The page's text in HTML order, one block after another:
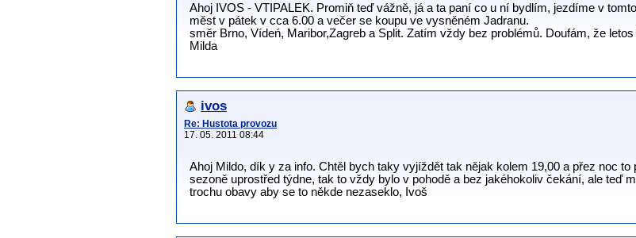
Ahoj IVOS - VTIPALEK. Promiň teď vážně, já a ta paní co u ní bydlím, jezdíme v
měst v pátek v cca 6.00 a večer se koupu ve vysněném Jadranu.
směr Brno, Vídeń, Maribor,Zagreb a Split. Zatím vždy bez problémů. Doufám, že
Milda
ivos
Re: Hustota provozu
17. 05. 2011 08:44
Ahoj Mildo, dík y za info. Chtěl bych taky vyjíždět tak nějak kolem 19,00 a přez noc
sezoně uprostřed týdne, tak to vždy bylo v pohodě a bez jakéhokoliv čekání, ale teď
trochu obavy aby se to někde nezaseklo, Ivoš